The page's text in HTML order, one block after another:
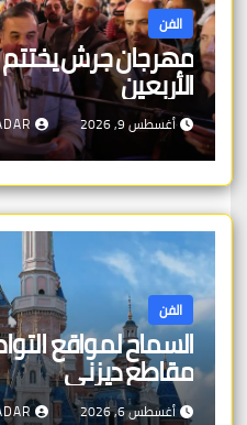
الفن
مهرجان جرش يختتم
الأربعين
أغسطس 9, 2026
الفن
السماح لمواقع
مقاطع ديزني
أغسطس 6, 2026